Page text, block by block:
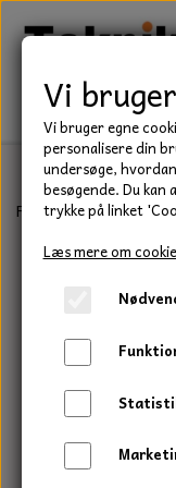
UNIVERSALE
Forside Befæstelse
Vi
Vi bruger egne
personalisere din
undersøge,
besøgende. Du
trykke på linket
Læs mere om